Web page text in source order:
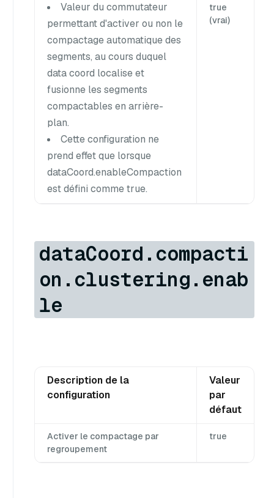
Valeur du commutateur
permettant d'activer ou non le
compactage automatique des
segments, au cours duquel
data coord localise et
fusionne les segments
compactables en arrière-
plan.
Cette configuration ne
prend effet que lorsque
dataCoord.enableCompaction
est défini comme true.
true
(vrai)
dataCoord.compacti
on.clustering.enab
le
Description de la
configuration
Valeur
par
défaut
Activer le compactage par
regroupement
true